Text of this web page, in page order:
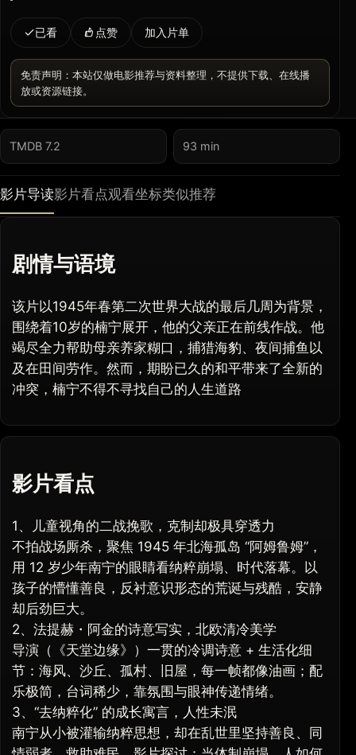
已看 点赞 加入片单
免责声明：本站仅做电影推荐与资料整理，不提供下载、在线播
放或资源链接。
TMDB 7.2 93 min
影片导读影片看点观看坐标类似推荐
剧情与语境
该片以1945年春第二次世界大战的最后几周为背景，
围绕着10岁的楠宁展开，他的父亲正在前线作战。他
竭尽全力帮助母亲养家糊口，捕猎海豹、夜间捕鱼以
及在田间劳作。然而，期盼已久的和平带来了全新的
冲突，楠宁不得不寻找自己的人生道路
影片看点
1、儿童视角的二战挽歌，克制却极具穿透力
不拍战场厮杀，聚焦 1945 年北海孤岛 “阿姆鲁姆”，
用 12 岁少年南宁的眼睛看纳粹崩塌、时代落幕。以
孩子的懵懂善良，反衬意识形态的荒诞与残酷，安静
却后劲巨大。
2、法提赫・阿金的诗意写实，北欧清冷美学
导演（《天堂边缘》）一贯的冷调诗意 + 生活化细
节：海风、沙丘、孤村、旧屋，每一帧都像油画；配
乐极简，台词稀少，靠氛围与眼神传递情绪。
3、“去纳粹化” 的成长寓言，人性未泯
南宁从小被灌输纳粹思想，却在乱世里坚持善良、同